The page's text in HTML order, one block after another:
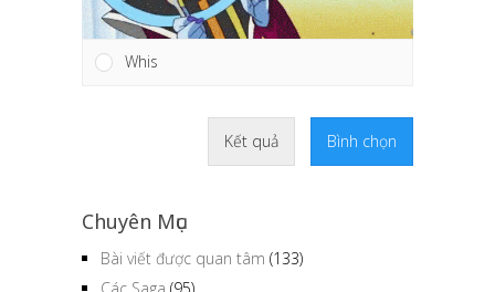
Whis
Kết quả Bình chọn
Chuyên Mục
Bài viết được quan tâm (133)